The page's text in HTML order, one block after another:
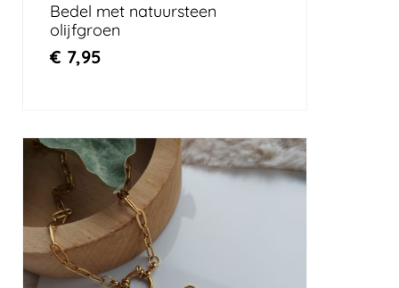
Bedel met natuursteen
olijfgroen
€ 7,95